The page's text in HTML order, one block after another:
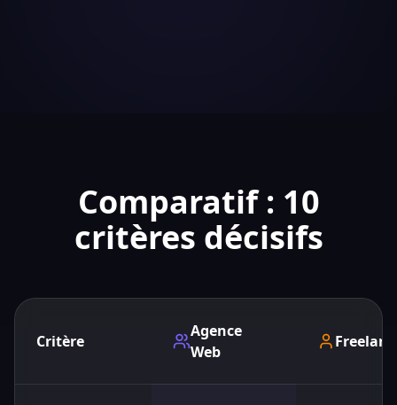
Comparatif : 10
critères décisifs
Critère
Agence
Web